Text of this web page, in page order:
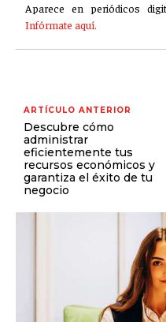
Aparece en periódicos
Infórmate aquí.
ARTÍCULO ANTERIOR
Descubre cómo
administrar
eficientemente tus
recursos económicos y
garantiza el éxito de tu
negocio